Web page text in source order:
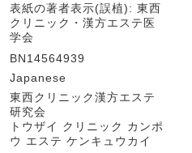
表紙の著者表示(誤植): 東西
クリニック・漢方エステ医
学会
BN14564939
Japanese
東西クリニック漢方エステ
研究会
トウザイ クリニック カンポ
ウ エステ ケンキュウカイ